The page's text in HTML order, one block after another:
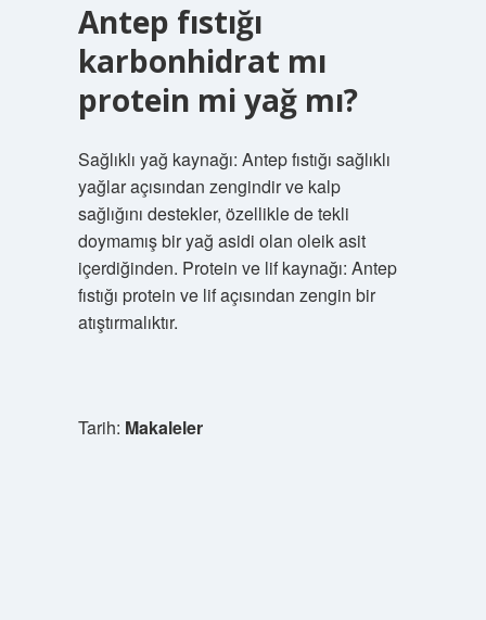
Antep fıstığı
karbonhidrat mı
protein mi yağ mı?
Sağlıklı yağ kaynağı: Antep fıstığı sağlıklı
yağlar açısından zengindir ve kalp
sağlığını destekler, özellikle de tekli
doymamış bir yağ asidi olan oleik asit
içerdiğinden. Protein ve lif kaynağı: Antep
fıstığı protein ve lif açısından zengin bir
atıştırmalıktır.
Tarih: Makaleler